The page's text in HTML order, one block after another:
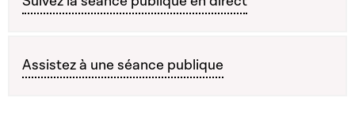
Assistez à une séance publique